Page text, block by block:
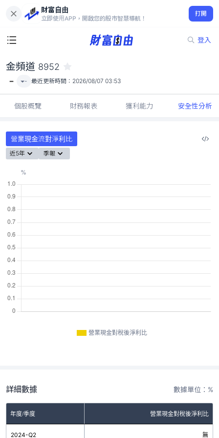
財富自由
立即使用APP，開啟您的股市智慧導航！
打開
登入
-
金頻道 8952
- - 最近更新時間： 2026/08/07 03:53
個股概覽 財務報表 獲利能力 安全性分析
營業現金流對淨利比
近5年 季報
營業現金對稅後淨利比
詳細數據 數據單位：%
年度/季度 營業現金對稅後淨利比
2024-Q2 無